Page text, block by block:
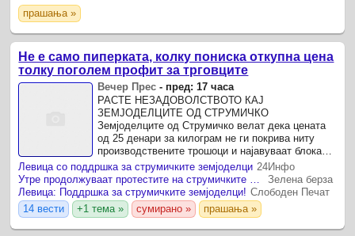
прашања »
Не е само пиперката, колку пониска откупна цена
толку поголем профит за трговците
Вечер Прес - пред: 17 часа
РАСТЕ НЕЗАДОВОЛСТВОТО КАЈ
ЗЕМЈОДЕЛЦИТЕ ОД СТРУМИЧКО
Земјоделците од Струмичко велат дека цената
од 25 денари за килограм не ги покрива ниту
производствените трошоци и најавуваат блокади
доколку нема решение. Бараат државата да се
вклучи за утврдување реални производствени
цени и ...
Левица со поддршка за струмичките земјоделци 24Инфо
Зелена берза
Левица: Поддршка за струмичките земјоделци! Слободен Печат
14 вести
+1 тема » сумирано » прашања »